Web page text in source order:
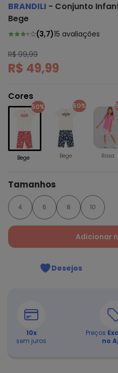
BRANDILI - Conjunto
Bege
(3,7)15 avaliações
R$ 99,99
R$ 49,99
Cores
50%
Bege
50%
Bege Rosa
Tamanhos
4 6 8 10
Adicionar
Desejos
10x
sem juros
Preços
no